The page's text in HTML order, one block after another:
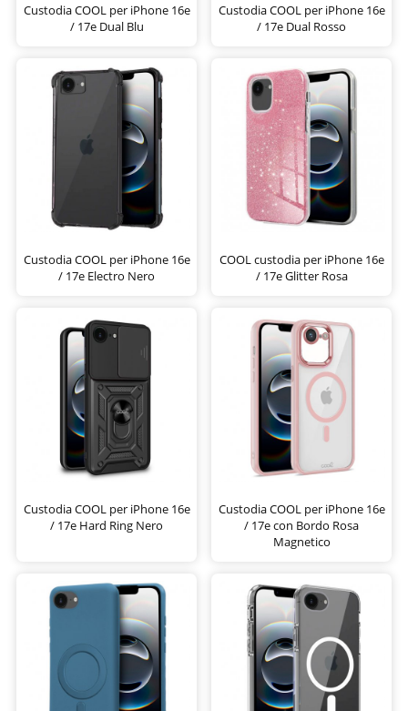
Custodia COOL per iPhone 16e
/ 17e Dual Blu
Custodia COOL per iPhone 16e
/ 17e Dual Rosso
Custodia COOL per iPhone 16e
/ 17e Electro Nero
COOL custodia per iPhone 16e
/ 17e Glitter Rosa
Custodia COOL per iPhone 16e
/ 17e Hard Ring Nero
Custodia COOL per iPhone 16e
/ 17e con Bordo Rosa
Magnetico